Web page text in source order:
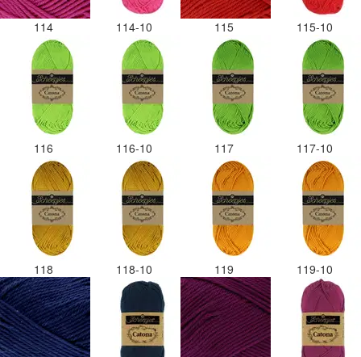
114 114-10 115 115-10
116 116-10 117 117-10
118 118-10 119 119-10